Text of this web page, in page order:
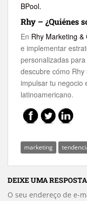
BPool.
Rhy – ¿Quiénes
En Rhy Marketing &
e implementar
personalizadas
descubre cómo
impulsar tu negocio
latinoamericano.
marketing
DEIXE UMA RESPOSTA
O seu endereço de e-